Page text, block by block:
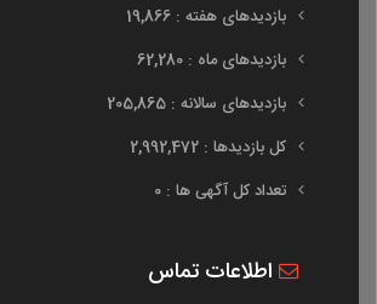
بازدیدهای هفته : 19,866
بازدیدهای ماه : 62,280
بازدیدهای سالانه : 205,865
کل بازدیدها : 2,992,472
تعداد کل آگهی ها : 0
اطلاعات تماس